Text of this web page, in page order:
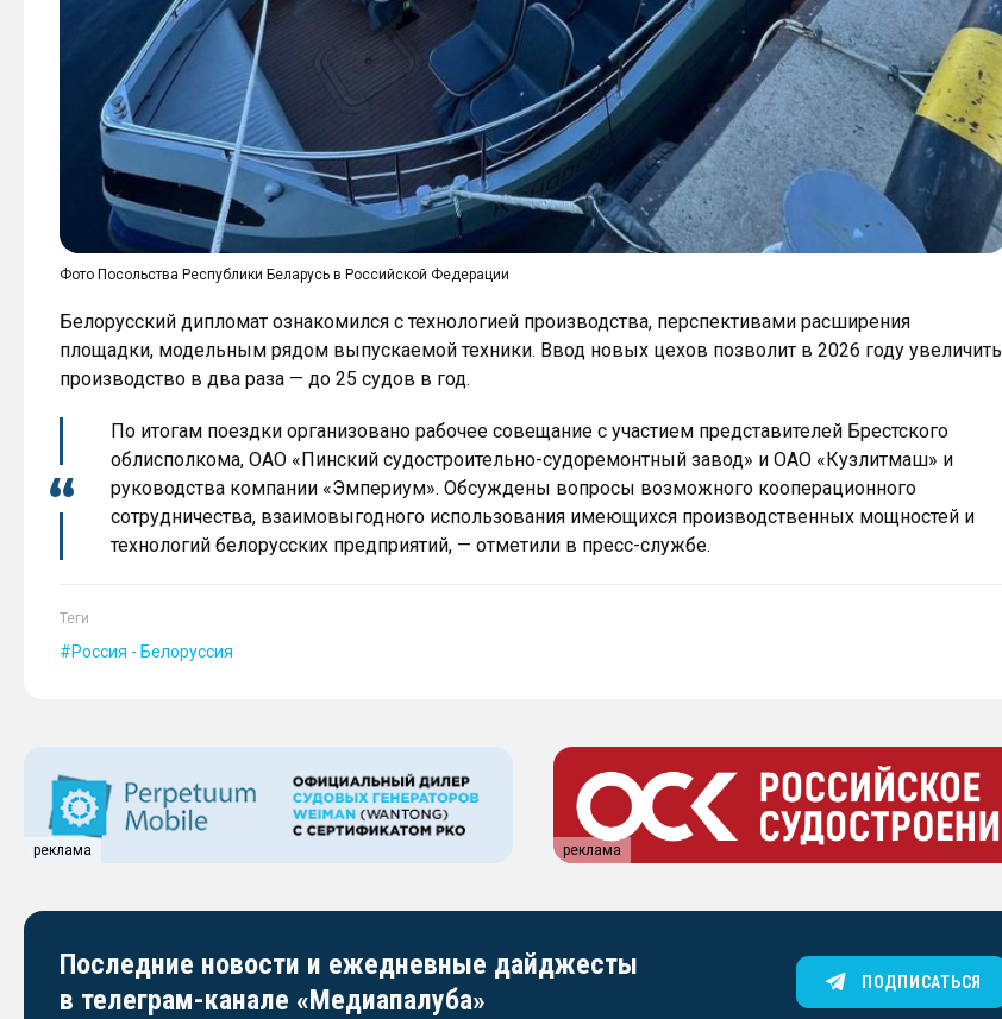
Фото Посольства Республики Беларусь в Российской Федерации
Белорусский дипломат ознакомился с технологией производства, перспективами расширения
площадки, модельным рядом выпускаемой техники. Ввод новых цехов позволит в 2026 году увеличить
производство в два раза — до 25 судов в год.
По итогам поездки организовано рабочее совещание с участием представителей Брестского
облисполкома, ОАО «Пинский судостроительно-судоремонтный завод» и ОАО «Кузлитмаш» и
руководства компании «Эмпериум». Обсуждены вопросы возможного кооперационного
сотрудничества, взаимовыгодного использования имеющихся производственных мощностей и
технологий белорусских предприятий, — отметили в пресс-службе.
Теги
Россия - Белоруссия
реклама реклама
Последние новости и ежедневные дайджесты
в телеграм-канале «Медиапалуба»
ПОДПИСАТЬСЯ